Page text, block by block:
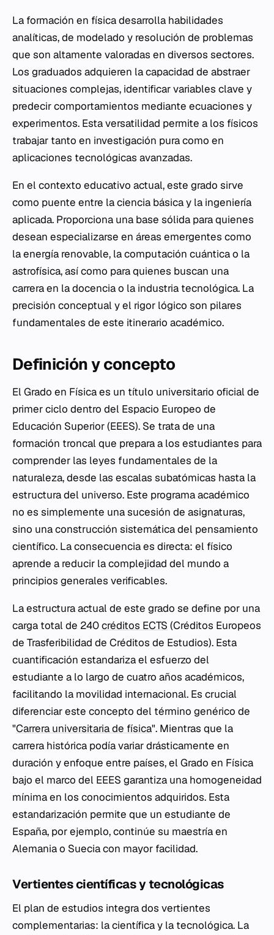
La formación en física desarrolla habilidades
analíticas, de modelado y resolución de problemas
que son altamente valoradas en diversos sectores.
Los graduados adquieren la capacidad de abstraer
situaciones complejas, identificar variables clave y
predecir comportamientos mediante ecuaciones y
experimentos. Esta versatilidad permite a los físicos
trabajar tanto en investigación pura como en
aplicaciones tecnológicas avanzadas.
En el contexto educativo actual, este grado sirve
como puente entre la ciencia básica y la ingeniería
aplicada. Proporciona una base sólida para quienes
desean especializarse en áreas emergentes como
la energía renovable, la computación cuántica o la
astrofísica, así como para quienes buscan una
carrera en la docencia o la industria tecnológica. La
precisión conceptual y el rigor lógico son pilares
fundamentales de este itinerario académico.
Definición y concepto
El Grado en Física es un título universitario oficial de
primer ciclo dentro del Espacio Europeo de
Educación Superior (EEES). Se trata de una
formación troncal que prepara a los estudiantes para
comprender las leyes fundamentales de la
naturaleza, desde las escalas subatómicas hasta la
estructura del universo. Este programa académico
no es simplemente una sucesión de asignaturas,
sino una construcción sistemática del pensamiento
científico. La consecuencia es directa: el físico
aprende a reducir la complejidad del mundo a
principios generales verificables.
La estructura actual de este grado se define por una
carga total de 240créditos ECTS (Créditos Europeos
de Trasferibilidad de Créditos de Estudios). Esta
cuantificación estandariza el esfuerzo del
estudiante a lo largo de cuatro años académicos,
facilitando la movilidad internacional. Es crucial
diferenciar este concepto del término genérico de
"Carrera universitaria de física". Mientras que la
carrera histórica podía variar drásticamente en
duración y enfoque entre países, el Grado en Física
bajo el marco del EEES garantiza una homogeneidad
mínima en los conocimientos adquiridos. Esta
estandarización permite que un estudiante de
España, por ejemplo, continúe su maestría en
Alemania o Suecia con mayor facilidad.
Vertientes científicas y tecnológicas
El plan de estudios integra dos vertientes
complementarias: la científica y la tecnológica. La